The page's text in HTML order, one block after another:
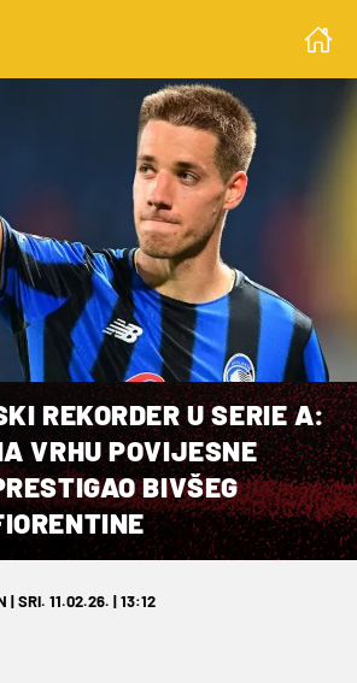
REKORDER U SERIE A:
VRHU POVIJESNE
BIVŠEG
| SRI. 11.02.26. | 13:12